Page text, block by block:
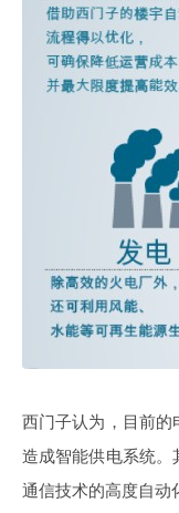
西门子认为，目前的
造成智能供电系统。
通信技术的高度自动